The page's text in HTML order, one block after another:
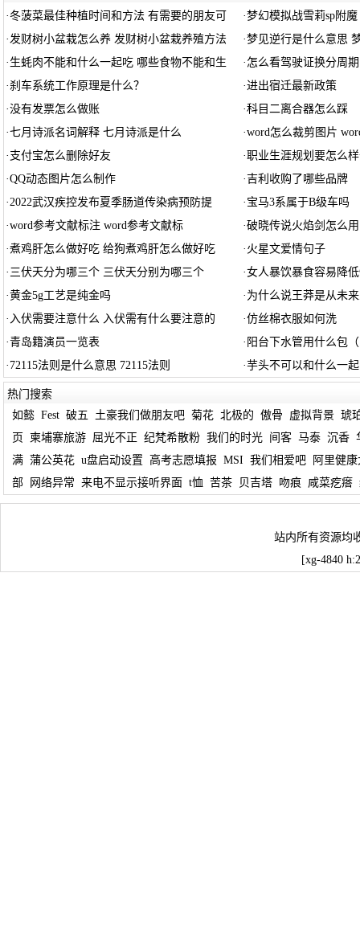
·冬菠菜最佳种植时间和方法 有需要的朋友可 ·梦幻模拟战雪莉sp附
·发财树小盆栽怎么养 发财树小盆栽养殖方法 ·梦见逆行是什么意思
· 生蚝肉不能和什么一起吃 哪些食物不能和生 · 怎么看驾驶证换分周
·刹车系统工作原理是什么？ ·进出宿迁最新政策
·没有发票怎么做账 ·科目二离合器怎么踩
·七月诗派名词解释 七月诗派是什么 ·word怎么裁剪图片
· 支付宝怎么删除好友 ·职业生涯规划要怎么
·QQ动态图片怎么制作 ·吉利收购了哪些品牌
·2022武汉疾控发布夏季肠道传染病预防提 · 宝马3系属于B级车吗
·word参考文献标注 word参考文献标 ·破晓传说火焰剑怎么
·煮鸡肝怎么做好吃 给狗煮鸡肝怎么做好吃 · 火星文爱情句子
· 三伏天分为哪三个 三伏天分别为哪三个 ·女人暴饮暴食容易降
·黄金5g工艺是纯金吗 · 为什么说王莽是从未
· 入伏需要注意什么 入伏需有什么要注意的 ·仿丝棉衣服如何洗
·青岛籍演员一览表 · 阳台下水管用什么包
· 72115法则是什么意思 72115法则 ·芋头不可以和什么一
热门搜索
如懿 Fest 破五 土豪我们做朋友吧 菊花 北极的 傲骨 虚拟背景 琥
页
柬埔寨旅游 屈光不正 纪梵希散粉 我们的时光 间客 马泰 沉香
满 蒲公英花 u盘启动设置 高考志愿填报 MSI 我们相爱吧
阿里健
部
网络异常 来电不显示接听界面 t恤 苦茶 贝吉塔 吻痕 咸菜疙瘩
站内所有资源均
[xg-4840